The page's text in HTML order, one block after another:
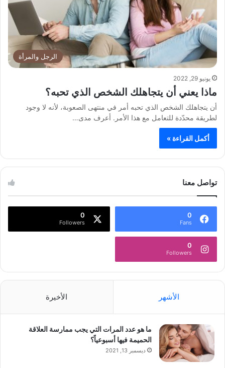
الرجل والمرأة
يونيو 29, 2022
ماذا يعني أن يتجاهلك الشخص الذي تحبه؟
أن يتجاهلك الشخص الذي تحبه أمر في منتهى الصعوبة، لأنه لا وجود
لطريقة محدّدة للتعامل مع هذا الأمر. أعرف مدى…
أكمل القراءة »
تواصل معنا
0
Fans
0
Followers
0
Followers
الأشهر الأخيرة
ما هو عدد المرات التي يجب ممارسة العلاقة
الحميمة فيها أسبوعياً؟
ديسمبر 13, 2021